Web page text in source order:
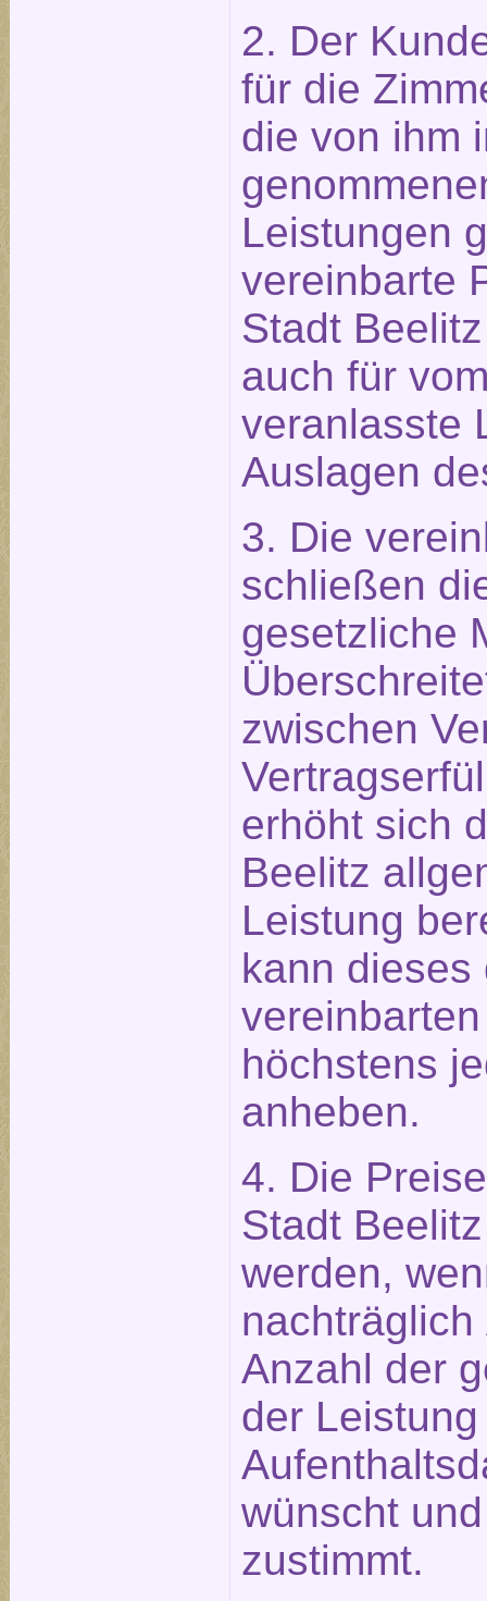
2. Der
für die
die von ihm
Leistungen
vereinbarte
Stadt
auch für
veranlasste
Auslagen
3. Die
schließen
gesetzliche
zwischen
erhöht sich
Beelitz
Leistung
kann dieses
höchstens
anheben.
4. Die
Stadt
werden,
Anzahl der
der
wünscht
zustimmt.